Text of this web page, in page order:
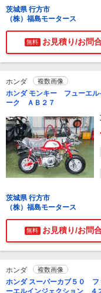
茨城県 行方市
（株）福島モータース
無料 お見積り/お問
ホンダ 複数画像
ホンダ モンキー フューエ
ーク ＡＢ２７
茨城県 行方市
（株）福島モータース
無料 お見積り/お問
ホンダ 複数画像
ホンダ スーパーカブ５０
ーエルインジェクション ４